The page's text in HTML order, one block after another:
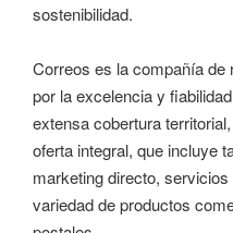
sostenibilidad.
Correos es la compañía de
por la excelencia y
extensa cobertura
oferta integral, que incluye
marketing directo,
variedad de productos